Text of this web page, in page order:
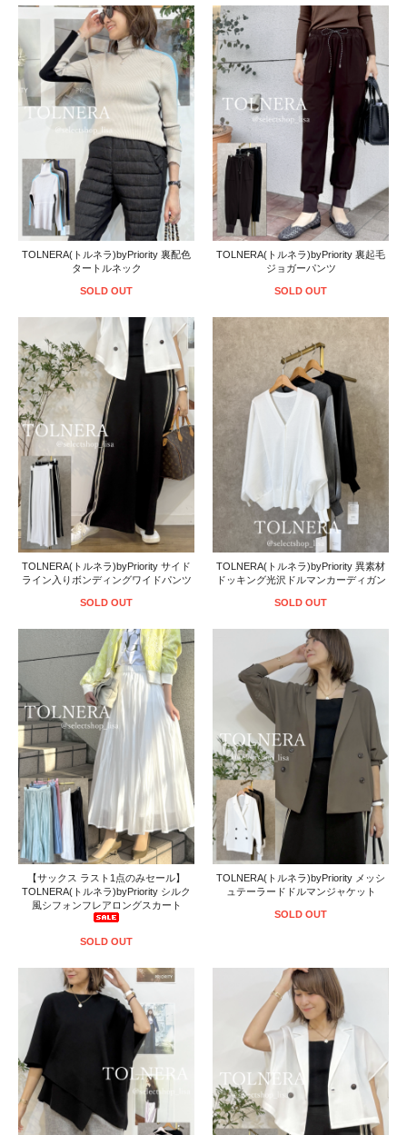
TOLNERA(トルネラ)byPriority 裏配色
タートルネック
SOLD OUT
TOLNERA(トルネラ)byPriority 裏起毛
ジョガーパンツ
SOLD OUT
TOLNERA(トルネラ)byPriority サイド
ライン入りボンディングワイドパンツ
SOLD OUT
TOLNERA(トルネラ)byPriority 異素材
ドッキング光沢ドルマンカーディガン
SOLD OUT
【サックス ラスト1点のみセール】
TOLNERA(トルネラ)byPriority シルク
風シフォンフレアロングスカート
SOLD OUT
TOLNERA(トルネラ)byPriority メッシ
ュテーラードドルマンジャケット
SOLD OUT